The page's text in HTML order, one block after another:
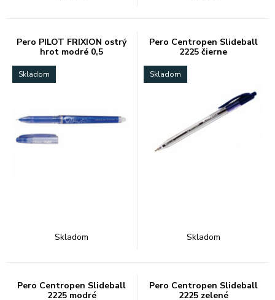
Pero PILOT FRIXION ostrý
hrot modré 0,5
Skladom
Skladom
Pero Centropen Slideball
2225 čierne
Skladom
Skladom
Pero Centropen Slideball
2225 modré
Pero Centropen Slideball
2225 zelené